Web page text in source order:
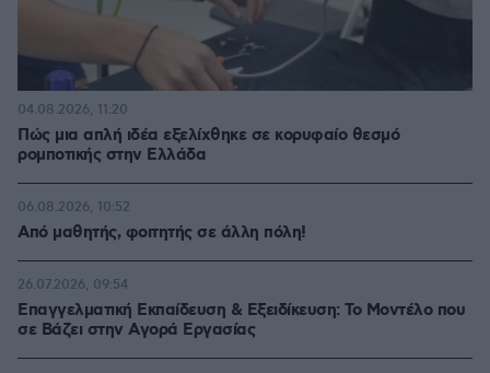
Πώς μια απλή ιδέα εξελίχθηκε σε κορυφαίο θεσμό
ρομποτικής στην Ελλάδα
04.08.2026, 11:20
Από μαθητής, φοιτητής σε άλλη πόλη!
06.08.2026, 10:52
Επαγγελματική Εκπαίδευση & Εξειδίκευση: Το Mοντέλο που
σε Bάζει στην Aγορά Eργασίας
26.07.2026, 09:54